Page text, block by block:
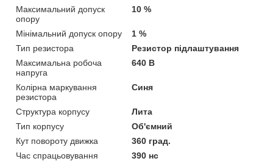
Максимальний допуск
опору
10 %
Мінімальний допуск опору
1 %
Тип резистора
Резистор підлаштування
Максимальна робоча
напруга
640 В
Колірна маркування
резистора
Синя
Структура корпусу
Лита
Тип корпусу
Об'ємний
Кут повороту движка
360 град.
Час спрацьовування
390 нс